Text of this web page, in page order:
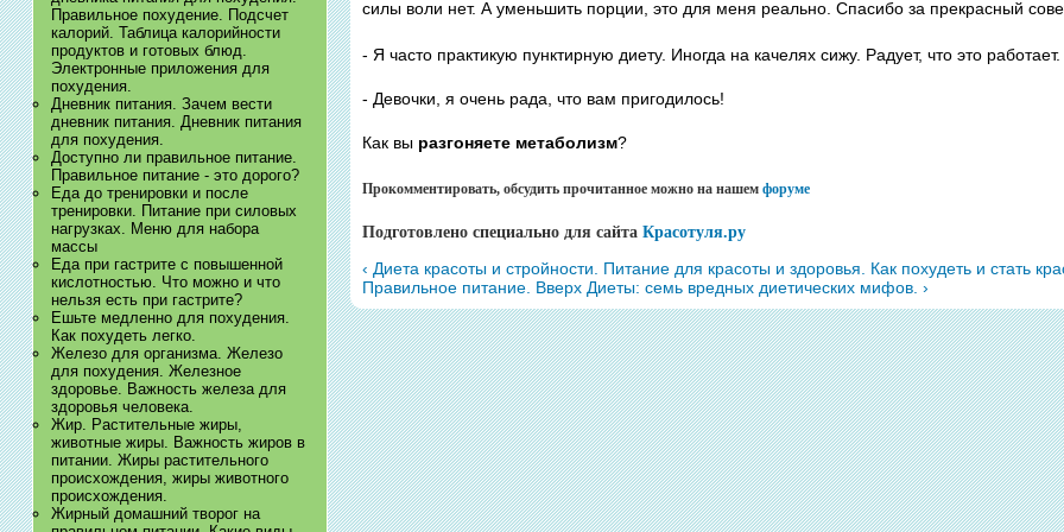
Правильное похудение. Подсчет
калорий. Таблица калорийности
продуктов и готовых блюд.
Электронные приложения для
похудения.
Дневник питания. Зачем вести
дневник питания. Дневник питания
для похудения.
Доступно ли правильное питание.
Правильное питание - это дорого?
Еда до тренировки и после
тренировки. Питание при силовых
нагрузках. Меню для набора
массы
Еда при гастрите с повышенной
кислотностью. Что можно и что
нельзя есть при гастрите?
Ешьте медленно для похудения.
Как похудеть легко.
Железо для организма. Железо
для похудения. Железное
здоровье. Важность железа для
здоровья человека.
Жир. Растительные жиры,
животные жиры. Важность жиров в
питании. Жиры растительного
происхождения, жиры животного
происхождения.
Жирный домашний творог на
силы воли нет. А уменьшить порции, это для меня реально. Спасибо за прекрасный
- Я часто практикую пунктирную диету. Иногда на качелях сижу. Радует, что это работает.
- Девочки, я очень рада, что вам пригодилось!
Как вы разгоняете метаболизм?
Прокомментировать, обсудить прочитанное можно на нашемфоруме
Подготовлено специально для сайтаКрасотуля.ру
‹ Диета красоты и стройности. Питание для красоты и здоровья. Как похудеть и стать
Правильное питание. Вверх Диеты: семь вредных диетических мифов. ›